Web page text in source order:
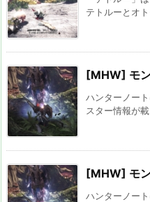
テトルーとオ
[MHW] モ
ハンターノー
スター情報が
[MHW] モ
ハンターノー